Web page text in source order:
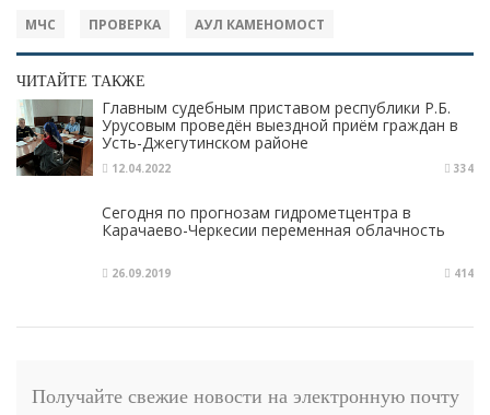
МЧС ПРОВЕРКА АУЛ КАМЕНОМОСТ
ЧИТАЙТЕ ТАКЖЕ
Главным судебным приставом республики Р.Б.
Урусовым проведён выездной приём граждан в
Усть-Джегутинском районе
12.04.2022 334
Сегодня по прогнозам гидрометцентра в
Карачаево-Черкесии переменная облачность
26.09.2019 414
Получайте свежие новости на электронную почту